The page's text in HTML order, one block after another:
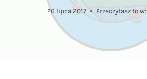
26 lipca 2017 Przeczytasz to w: